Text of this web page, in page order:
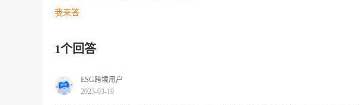
我来答
1个回答
ESG跨境用户
2023-03-10